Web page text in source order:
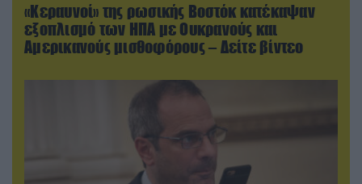
«Κεραυνοί» της ρωσικής Βοστόκ κατέκαψαν
εξοπλισμό των ΗΠΑ με Ουκρανούς και
Αμερικανούς μισθοφόρους – Δείτε βίντεο